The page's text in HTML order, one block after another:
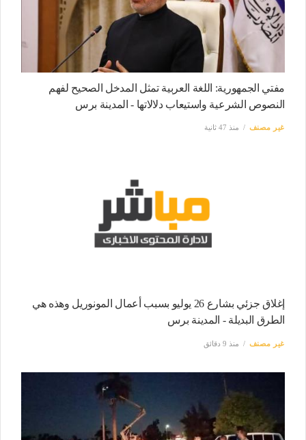
مفتي الجمهورية: اللغة العربية تمثل المدخل الصحيح لفهم
النصوص الشرعية واستيعاب دلالاتها - المدينة برس
غير مصنف منذ 47 ثانية
إغلاق جزئي بشارع 26 يوليو بسبب أعمال المونوريل وهذه هي
الطرق البديلة - المدينة برس
غير مصنف منذ 9 دقائق